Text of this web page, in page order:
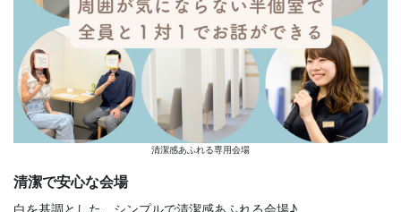
清潔感あふれる専用会場
清潔で安心な会場